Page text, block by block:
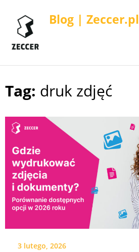
Blog | Zeccer.pl
Skip
Tag: druk zdjęć
3 lutego, 2026